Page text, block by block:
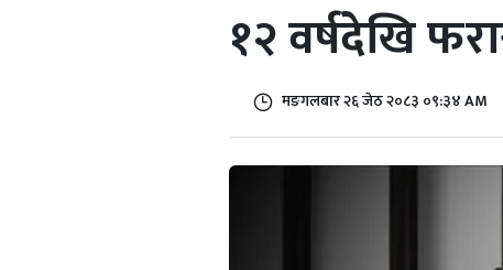
१२ वर्षदेखि
मङगलबार २६ जेठ २०८३ ०९:३४ AM